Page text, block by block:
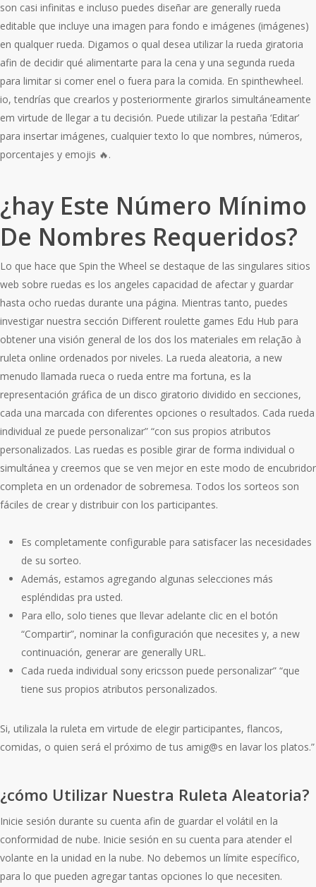
son casi infinitas e incluso puedes diseñar are generally rueda
editable que incluye una imagen para fondo e imágenes (imágenes)
en qualquer rueda. Digamos o qual desea utilizar la rueda giratoria
afin de decidir qué alimentarte para la cena y una segunda rueda
para limitar si comer enel o fuera para la comida. En spinthewheel.
io, tendrías que crearlos y posteriormente girarlos simultáneamente
em virtude de llegar a tu decisión. Puede utilizar la pestaña ‘Editar’
para insertar imágenes, cualquier texto lo que nombres, números,
porcentajes y emojis 🔥.
¿hay Este Número Mínimo
De Nombres Requeridos?
Lo que hace que Spin the Wheel se destaque de las singulares sitios
web sobre ruedas es los angeles capacidad de afectar y guardar
hasta ocho ruedas durante una página. Mientras tanto, puedes
investigar nuestra sección Different roulette games Edu Hub para
obtener una visión general de los dos los materiales em relação à
ruleta online ordenados por niveles. La rueda aleatoria, a new
menudo llamada rueca o rueda entre ma fortuna, es la
representación gráfica de un disco giratorio dividido en secciones,
cada una marcada con diferentes opciones o resultados. Cada rueda
individual ze puede personalizar” “con sus propios atributos
personalizados. Las ruedas es posible girar de forma individual o
simultánea y creemos que se ven mejor en este modo de encubridor
completa en un ordenador de sobremesa. Todos los sorteos son
fáciles de crear y distribuir con los participantes.
Es completamente configurable para satisfacer las necesidades
de su sorteo.
Además, estamos agregando algunas selecciones más
espléndidas pra usted.
Para ello, solo tienes que llevar adelante clic en el botón
“Compartir”, nominar la configuración que necesites y, a new
continuación, generar are generally URL.
Cada rueda individual sony ericsson puede personalizar” “que
tiene sus propios atributos personalizados.
Si, utilizala la ruleta em virtude de elegir participantes, flancos,
comidas, o quien será el próximo de tus amig@s en lavar los platos.”
¿cómo Utilizar Nuestra Ruleta Aleatoria?
Inicie sesión durante su cuenta afin de guardar el volátil en la
conformidad de nube. Inicie sesión en su cuenta para atender el
volante en la unidad en la nube. No debemos un límite específico,
para lo que pueden agregar tantas opciones lo que necesiten.